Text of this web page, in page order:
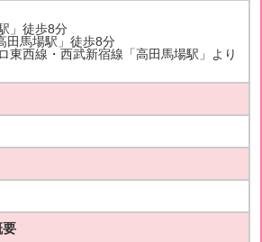
」徒歩8分
田馬場駅」徒歩8分
東西線・西武新宿線「高田馬場駅」より
要